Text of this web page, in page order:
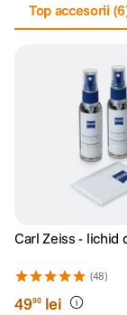
Top accesorii (6
Carl Zeiss - lichid
(48)
4990 lei